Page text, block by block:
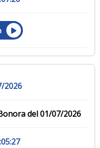
2026
del 01/07/2026